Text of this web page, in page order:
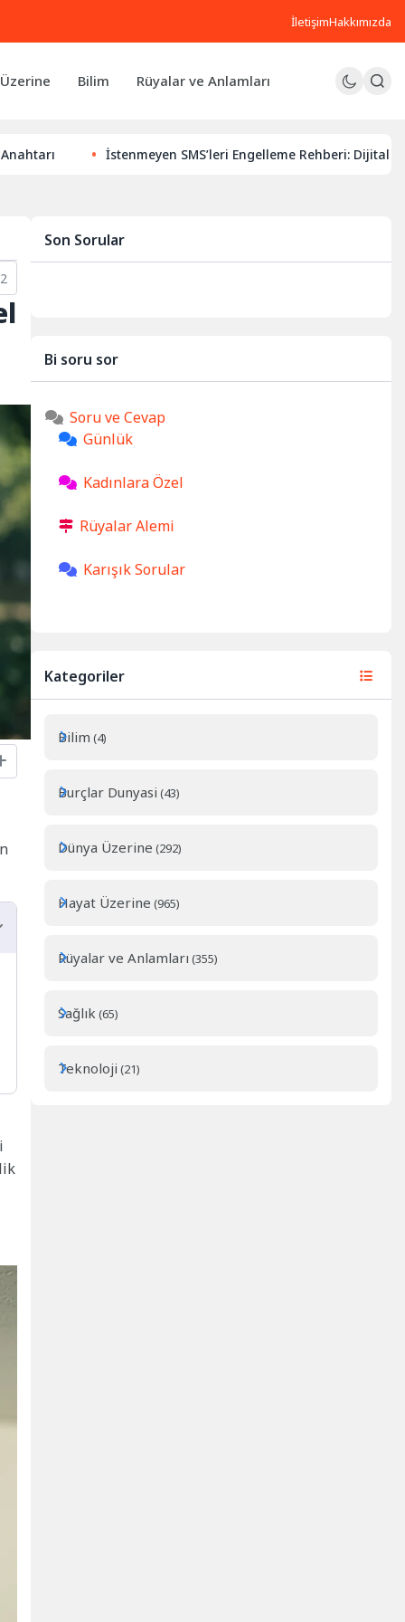
İletişimHakkımızda
Bilim Rüyalar ve Anlamları
İstenmeyen SMS’leri Engelleme Rehberi: Dijital
Son Sorular
Bi soru sor
Soru ve Cevap
Günlük
Kadınlara Özel
Rüyalar Alemi
Karışık Sorular
Kategoriler
Bilim (4)
Burçlar Dunyasi (43)
Dünya Üzerine (292)
Hayat Üzerine (965)
Rüyalar ve Anlamları (355)
Sağlık (65)
Teknoloji (21)